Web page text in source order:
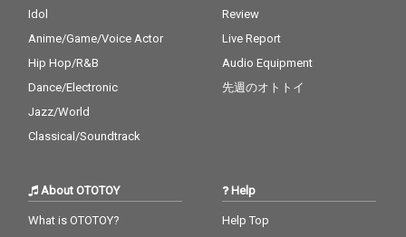
Idol
Anime/Game/Voice Actor
Hip Hop/R&B
Dance/Electronic
Jazz/World
Classical/Soundtrack
Review
Live Report
Audio Equipment
先週のオトトイ
About OTOTOY
What is OTOTOY?
Help
Help Top